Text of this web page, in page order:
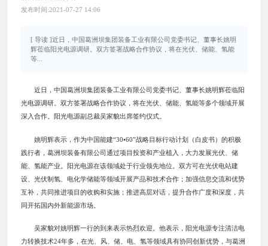
发布时间:2021-07-27 14:06
[ 导读 ]近日，中国葛洲坝集团装备工业有限公司党委书记、董事长姚明
辉莅临阳光电源调研。双方签署战略合作协议，将在光伏、储能、氢能
等...
近日，中国葛洲坝集团装备工业有限公司党委书记、董事长姚明辉莅临阳
光电源调研。双方签署战略合作协议，将在光伏、储能、氢能等多个领域开展
深入合作。阳光电源副总裁吴家貌出席签约仪式。
姚明辉表示，作为中国能建“30•60”战略目标行动计划（白皮书）的积极
践行者，葛洲坝装备有限公司通过项目投资和产业植入，大力发展光伏、储
能、氢能产业。阳光电源在该领域处于行业领先地位。双方可在光伏电站建
设、光伏制氢、电化学储能等领域开展产品和技术合作；加强信息交流和优势
互补，共同推进项目的收购和实施；推进高层对话，提升合作广度和深度，共
同开拓国内外新能源市场。
吴家貌对姚明辉一行的到来表示热烈欢迎。他表示，阳光电源专注清洁电
力转换技术24年多，在光、风、储、电、氢等领域具有协同创新优势，与葛洲